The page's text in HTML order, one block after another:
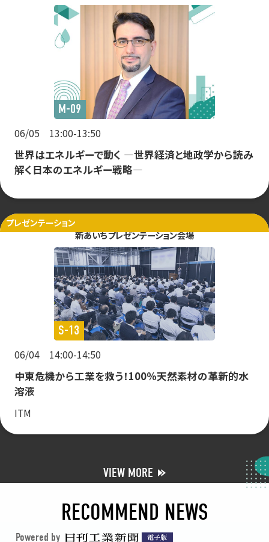
M-09
06/05 13:00-13:50
世界はエネルギーで動く ―世界経済と地政学から読み
解く日本のエネルギー戦略―
プレゼンテーション
新あいちプレゼンテーション会場
S-13
06/04 14:00-14:50
中東危機から工業を救う！100％天然素材の革新的水
溶液
ITM
VIEW MORE
RECOMMEND NEWS
Powered by